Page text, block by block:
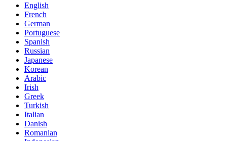
English
French
German
Portuguese
Spanish
Russian
Japanese
Korean
Arabic
Irish
Greek
Turkish
Italian
Danish
Romanian